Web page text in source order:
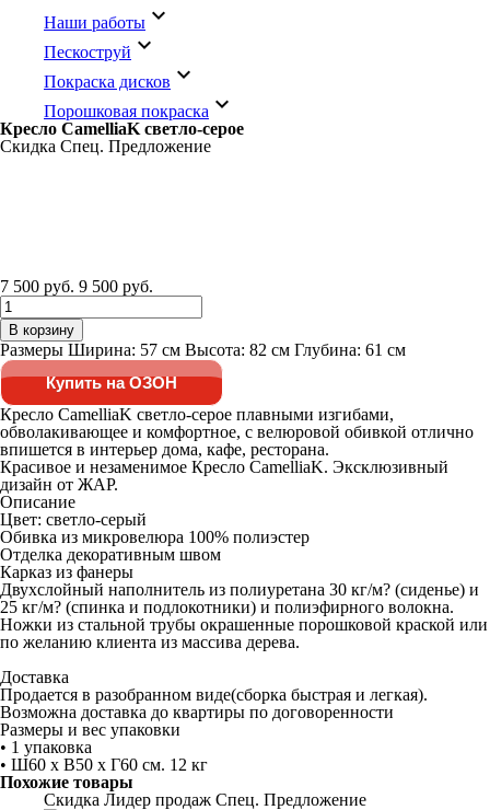
Наши работы keyboard_arrow_down
Пескоструй keyboard_arrow_down
Покраска дисков keyboard_arrow_down
Порошковая покраска keyboard_arrow_down
Кресло CamelliaK светло-серое
Скидка Спец. Предложение
7 500 руб. 9 500 руб.
В корзину
Размеры Ширина: 57 см Высота: 82 см Глубина: 61 см
Купить на ОЗОН
Кресло CamelliaK светло-серое плавными изгибами,
обволакивающее и комфортное, с велюровой обивкой отлично
впишется в интерьер дома, кафе, ресторана.
Красивое и незаменимое Кресло CamelliaK. Эксклюзивный
дизайн от ЖАР.
Описание
Цвет: светло-серый
Обивка из микровелюра 100% полиэстер
Отделка декоративным швом
Карказ из фанеры
Двухслойный наполнитель из полиуретана 30 кг/м? (сиденье) и
25 кг/м? (спинка и подлокотники) и полиэфирного волокна.
Ножки из стальной трубы окрашенные порошковой краской или
по желанию клиента из массива дерева.
Доставка
Продается в разобранном виде(сборка быстрая и легкая).
Возможна доставка до квартиры по договоренности
Размеры и вес упаковки
• 1 упаковка
• Ш60 x В50 x Г60 см. 12 кг
Похожие товары
Скидка Лидер продаж Спец. Предложение